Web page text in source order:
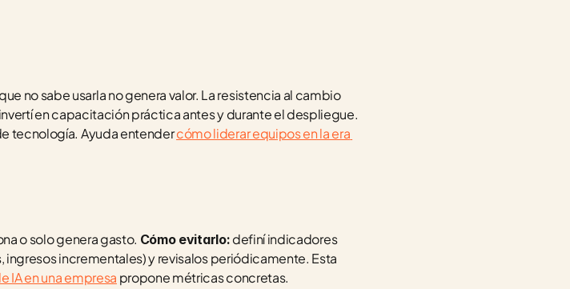
no sabe usarla no genera valor. La resistencia al cambio
invertí en capacitación práctica antes y durante el despliegue.
tecnología. Ayuda entender cómo liderar equipos en la era
o solo genera gasto. Cómo evitarlo: definí indicadores
incrementales) y revisalos periódicamente. Esta
IA en una empresa propone métricas concretas.